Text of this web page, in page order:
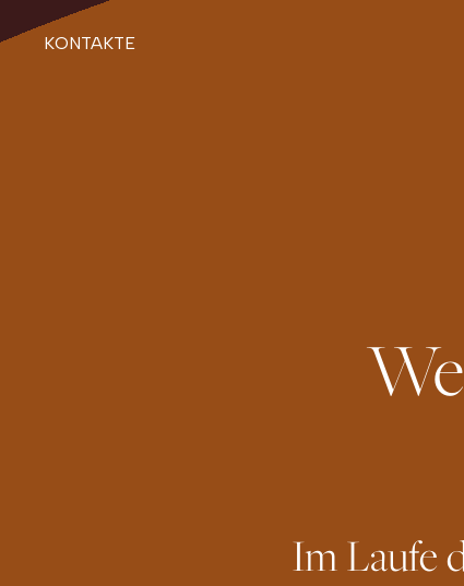
KONTAKTE
Im Laufe